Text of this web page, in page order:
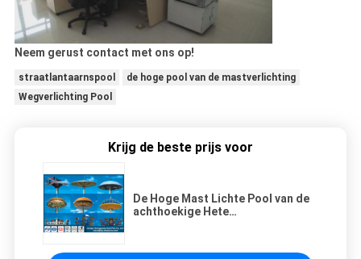
Neem gerust contact met ons op!
straatlantaarnspool
de hoge pool van de mastverlichting
Wegverlichting Pool
Krijg de beste prijs voor
De Hoge Mast Lichte Pool van de
achthoekige Hete